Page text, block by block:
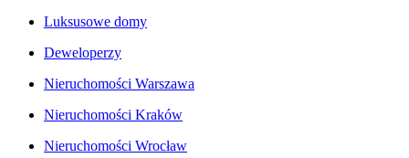
Luksusowe domy
Deweloperzy
Nieruchomości Warszawa
Nieruchomości Kraków
Nieruchomości Wrocław